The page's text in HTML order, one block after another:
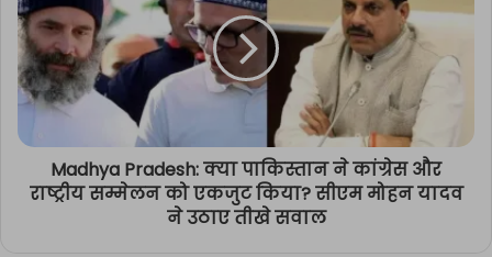
Madhya Pradesh: क्या पाकिस्तान ने कांग्रेस और
राष्ट्रीय सम्मेलन को एकजुट किया? सीएम मोहन यादव
ने उठाए तीखे सवाल